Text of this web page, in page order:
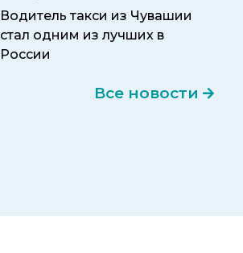
Водитель такси из Чувашии
стал одним из лучших в
России
Все новости